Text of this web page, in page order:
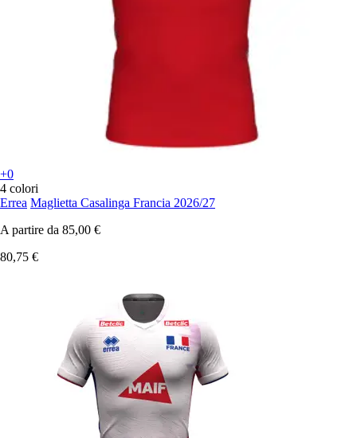
+0
4 colori
Errea Maglietta Casalinga Francia 2026/27
A partire da 85,00 €
80,75 €